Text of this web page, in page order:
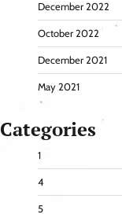
December 2022
October 2022
December 2021
May 2021
Categories
1
4
5